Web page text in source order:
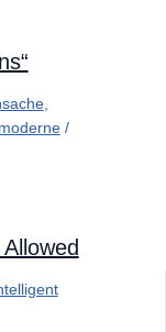
,
/